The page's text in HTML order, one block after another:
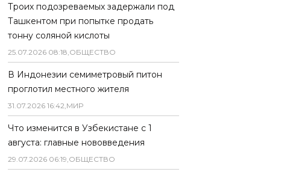
Троих подозреваемых задержали под
Ташкентом при попытке продать
тонну соляной кислоты
25.07.2026 08:18,ОБЩЕСТВО
В Индонезии семиметровый питон
проглотил местного жителя
31.07.2026 16:42,МИР
Что изменится в Узбекистане с 1
августа: главные нововведения
29.07.2026 06:19,ОБЩЕСТВО